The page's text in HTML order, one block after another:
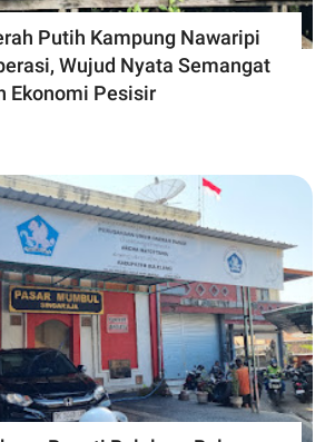
Putih Kampung Nawaripi
Wujud Nyata Semangat
Ekonomi Pesisir